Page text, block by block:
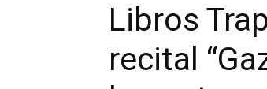
Libros
recital